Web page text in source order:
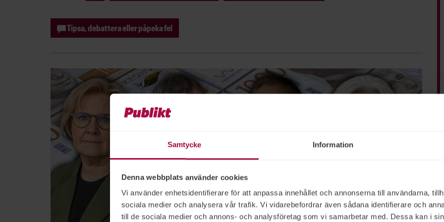
Samtycke Information
Denna webbplats använder cookies
Vi använder enhetsidentifierare för att anpassa innehållet och annonserna till användarna,
sociala medier och analysera vår trafik. Vi vidarebefordrar även sådana identifierare och
till de sociala medier och annons- och analysföretag som vi samarbetar med. Dessa kan i
Tipsa, debattera eller påpeka fel